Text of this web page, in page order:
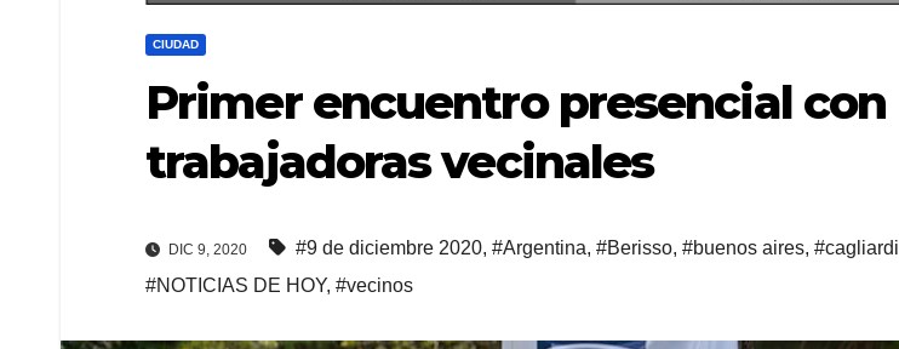
CIUDAD
Primer encuentro presencial con
trabajadoras vecinales
DIC 9, 2020 #9 de diciembre 2020, #Argentina, #Berisso, #buenos aires, #cagliardi
#NOTICIAS DE HOY, #vecinos